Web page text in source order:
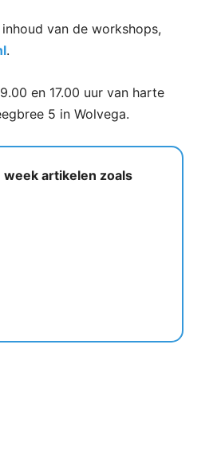
van de workshops,
.
en 17.00 uur van harte
5 in Wolvega.
artikelen zoals